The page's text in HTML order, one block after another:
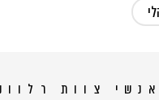
אנשי צוות